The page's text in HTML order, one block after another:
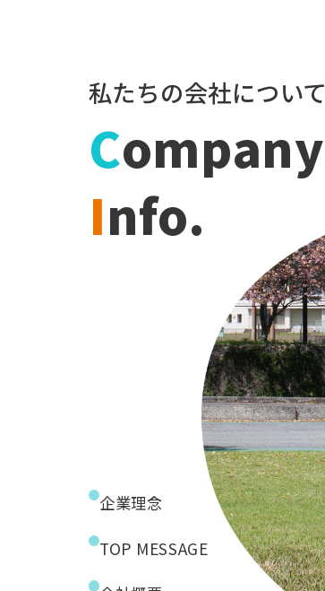
私たちの会社について
Company
Info.
企業理念
TOP MESSAGE